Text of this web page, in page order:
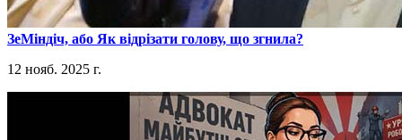
​ЗеМіндіч, або Як відрізати голову, що згнила?
12 нояб. 2025 г.